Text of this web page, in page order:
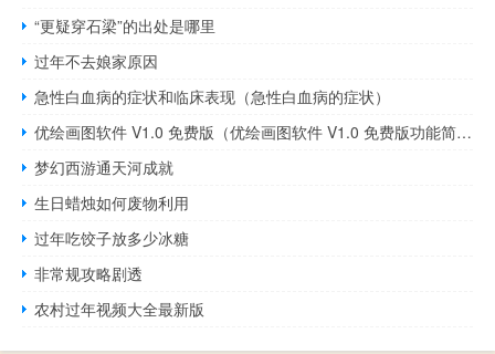
“更疑穿石梁”的出处是哪里
过年不去娘家原因
急性白血病的症状和临床表现（急性白血病的症状）
优绘画图软件 V1.0 免费版（优绘画图软件 V1.0 免费版功能简介）
梦幻西游通天河成就
生日蜡烛如何废物利用
过年吃饺子放多少冰糖
非常规攻略剧透
农村过年视频大全最新版